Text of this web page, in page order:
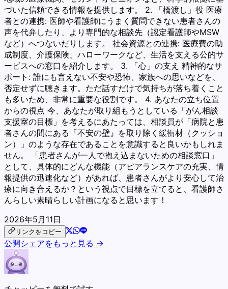
づいた信頼できる情報を提供します。 2. 「橋渡し」役 医療
者との連携: 医師や看護師にうまく質問できない患者さんの
声を代弁したり、より専門的な相談先（認定看護師やMSW
など）へつないだりします。 社会資源との連携: 医療費の助
成制度、介護保険、ハローワークなど、生活を支える公的サ
ービスへの窓口を紹介します。 3. 「心」の支え 精神的なサ
ポート: 誰にも言えない不安や恐怖、家族への思いなどを、
否定せずに聴きます。ただ話すだけで気持ちが落ち着くこと
も多いため、非常に重要な役割です。 4. あなたの立ち位置
からの視点 今、あなたが取り組もうとしている「がん相談
支援室の目標」を考えるにあたっては、相談員が「病院と患
者さんの間にある『不安の壁』を取り除く緩衝材（クッショ
ン）」のような存在であることを意識すると良いかもしれま
せん。 「患者さんが一人で抱え込まないための相談窓口」
として、具体的にどんな機能（アピアランスケアの充実、情
報提供の迅速化など）があれば、患者さんがより安心して治
療に向き合えるか？という視点で目標を立てると、看護師さ
んらしい素晴らしい計画になると思います！
2026年5月11日
リンクをコピー
公開シェアをもっと見る →